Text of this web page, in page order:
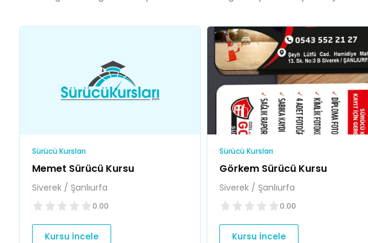
Sürücü Kursları
Memet Sürücü Kursu
Siverek / Şanlıurfa
0.00
Kursu İncele
Sürücü Kursları
Görkem Sürücü Kursu
Siverek / Şanlıurfa
0.00
Kursu İncele